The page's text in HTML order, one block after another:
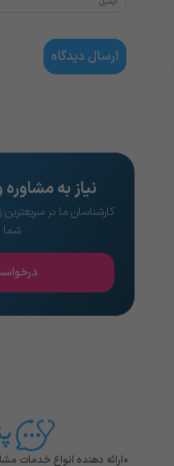
نیاز به
کارشناسان ما در
شما
«ارائه دهنده انواع خدمات